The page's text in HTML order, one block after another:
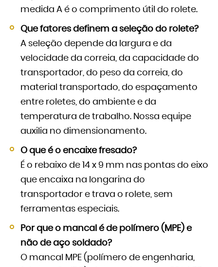
medida A é o comprimento útil do rolete.
Que fatores definem a seleção do rolete?
A seleção depende da largura e da
velocidade da correia, da capacidade do
transportador, do peso da correia, do
material transportado, do espaçamento
entre roletes, do ambiente e da
temperatura de trabalho. Nossa equipe
auxilia no dimensionamento.
O que é o encaixe fresado?
É o rebaixo de 14 x 9 mm nas pontas do eixo
que encaixa na longarina do
transportador e trava o rolete, sem
ferramentas especiais.
Por que o mancal é de polímero (MPE) e
não de aço soldado?
O mancal MPE (polímero de engenharia,